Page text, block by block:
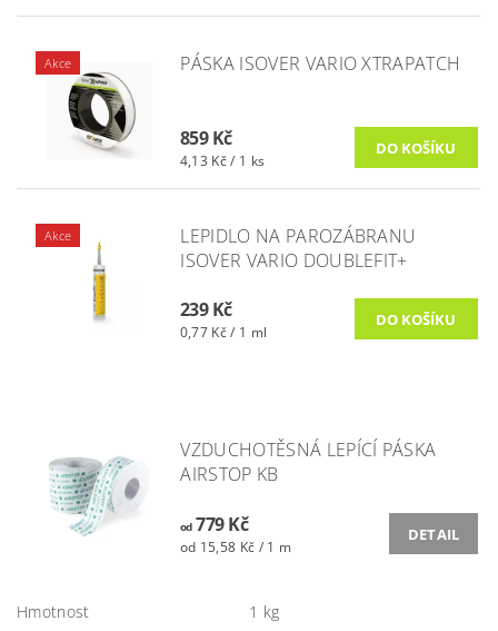
Akce PÁSKA ISOVER VARIO XTRAPATCH
859 Kč
4,13 Kč / 1 ks
Akce
LEPIDLO NA PAROZÁBRANU
ISOVER VARIO DOUBLEFIT+
239 Kč
0,77 Kč / 1 ml
VZDUCHOTĚSNÁ LEPÍCÍ PÁSKA
AIRSTOP KB
od779 Kč
od 15,58 Kč / 1 m
DETAIL
Hmotnost 1 kg